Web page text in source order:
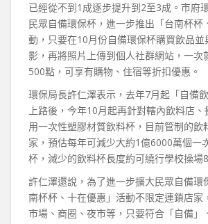
已經從不到1成逐步提升到2至3成。市府
民眾自備環保杯，進一步推出「台南杯杯
動，只要在10月份自備環保杯購買飲品
影，再將照片上傳到個人社群網站，一次
500點，可享有購物、住宿等折扣優惠。
環保局長許仁澤表示，去年7月起「自備
上路後，今年10月起再針對轄內飲料店
用一次性塑膠材質飲料杯，目前管制的飲
家，預估每年可減少大約1億6000萬個一
杯，減少的飲料杯長度約可繞行學校操場
許仁澤還說，為了進一步擴大民眾自備環
南杯杯、十在優惠」活動不限定連鎖店家
市場、商圈、夜市等，只要符合「自備」